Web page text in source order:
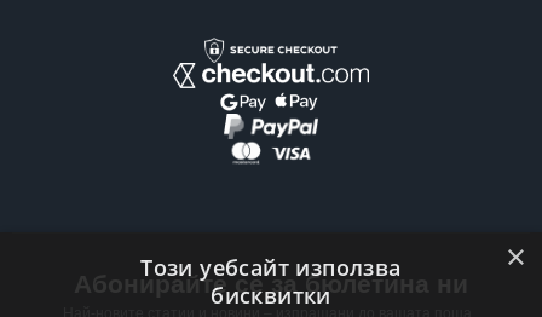
Абонирайте се за бюлетина ни
×
Този уебсайт използва
бисквитки